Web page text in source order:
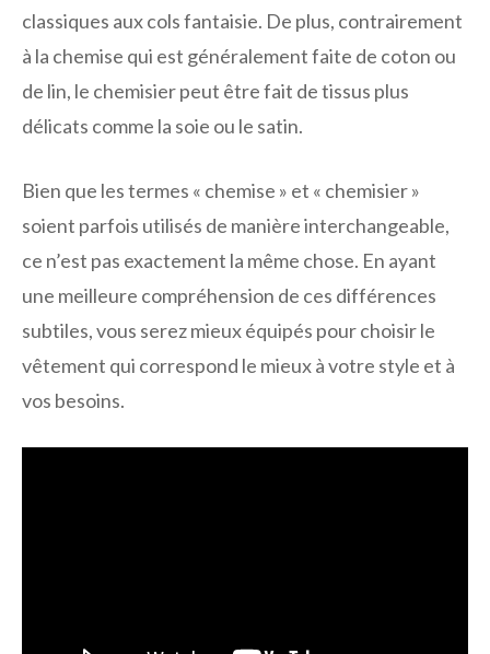
classiques aux cols fantaisie. De plus, contrairement
à la chemise qui est généralement faite de coton ou
de lin, le chemisier peut être fait de tissus plus
délicats comme la soie ou le satin.
Bien que les termes « chemise » et « chemisier »
soient parfois utilisés de manière interchangeable,
ce n’est pas exactement la même chose. En ayant
une meilleure compréhension de ces différences
subtiles, vous serez mieux équipés pour choisir le
vêtement qui correspond le mieux à votre style et à
vos besoins.